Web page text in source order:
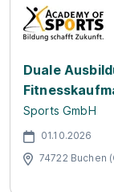
Duale
Sports GmbH
01.10.2026
74722 Buchen